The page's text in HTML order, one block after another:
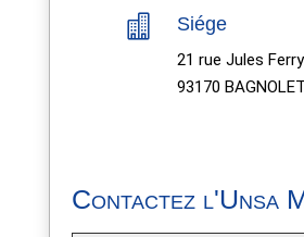
 Siége
21 rue Jules Ferry
93170 BAGNOLET
Contactez l'Unsa